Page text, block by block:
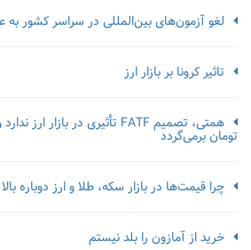
لغو آزمون‌‌های بین‌المللی در سراسر کشور به
تاثیر کرونا بر بازار ارز
تومان برمی‌گردد
چرا قیمت‌ها در بازار سکه، طلا و ارز دوباره
خرید از آمازون را بلد نیستم